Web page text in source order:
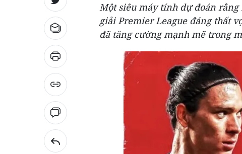
Một siêu máy tính dự đoán
giải Premier League đáng thất
đã tăng cường mạnh mẽ trong